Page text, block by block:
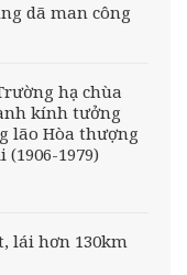
dã man công
hạ chùa
kính tưởng
lão Hòa thượng
1979)
lái hơn 130km